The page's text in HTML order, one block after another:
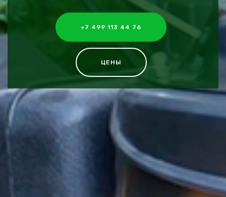
+7 499 113 44 76
ЦЕНЫ